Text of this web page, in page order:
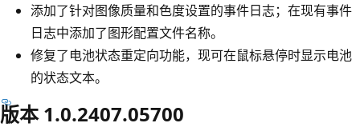
添加了针对图像质量和色度设置的事件日志；在现有事件
日志中添加了图形配置文件名称。
修复了电池状态重定向功能，现可在鼠标悬停时显示电池
的状态文本。
版本 1.0.2407.05700